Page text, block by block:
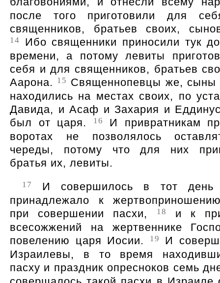
после того приготовили для
священников, братьев своих,
14
Ибо священники приносили тук
времени, а потому левиты
себя и для священников, братьев
Аарона. 15 Священнопевцы же,
находились на местах своих, по
Давида, и Асаф и Захария и
был от царя.
16
И привратникам
воротах не позволялось
череды, потому что для них
братья их, левиты.
17
И совершилось в тот день
принадлежало к
при совершении пасхи,
18
и к
всесожжений на жертвеннике
повелению царя Иосии.
19
И
Израилевы, в то время
пасху и праздник опресноков семь